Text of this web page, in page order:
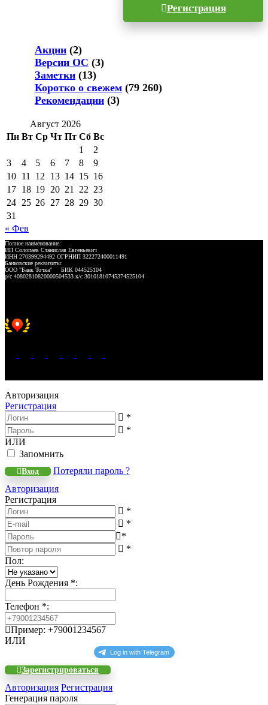
Регистрация
Акции (2)
Версии ОС (3)
Заметки (13)
Коротко о свежем (79 260)
Рекомендации (3)
Август 2026
Пн Вт Ср Чт Пт Сб Вс
1
2
3
4 5 6 7 8
9
10 11 12 13 14 15 16
17 18 19 20 21 22 23
24 25 26 27 28 29 30
31
« Фев
Полное наименование:
ИП Солопаев Станислав Евгеньевич
ИНН 270399294492 ОГРНИП 322272400011491
Банковские реквизиты:
ООО "Банк Точка" БИК 044525104
р/с 40802810820000504533 к/с 30101810745374525104
Авторизация
Регистрация
*
*
ИЛИ
Запомнить
Вход
Потеряли пароль ?
Авторизация
Регистрация
*
*
*
*
Пол:
День Рождения *:
Телефон *:
Пример: +79001234567
ИЛИ
Зарегистрироваться
Авторизация Регистрация
Генерация пароля